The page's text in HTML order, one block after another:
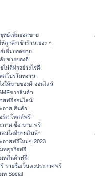
ทธ์เพิ่มยอดขาย
ห้ลูกค้าเข้าร้านเยอะ ๆ
เพิ่มยอดขาย
บขายของดี
ไม่ดีทำอย่างไรดี
สโปรโมทงาน
งให้ขายของดี ออนไลน์
ขายสินค้า
ศฟรีออนไลน์
กาศ สินค้า
ร์ด โพสต์ฟรี
กาศ ซื้อ-ขาย ฟรี
นไอทีขายสินค้า
กาศฟรีใหม่ๆ 2023
ทธุรกิจฟรี
ทสินค้าฟรี
รายชื่อเว็บลงประกาศฟรี
ท Social